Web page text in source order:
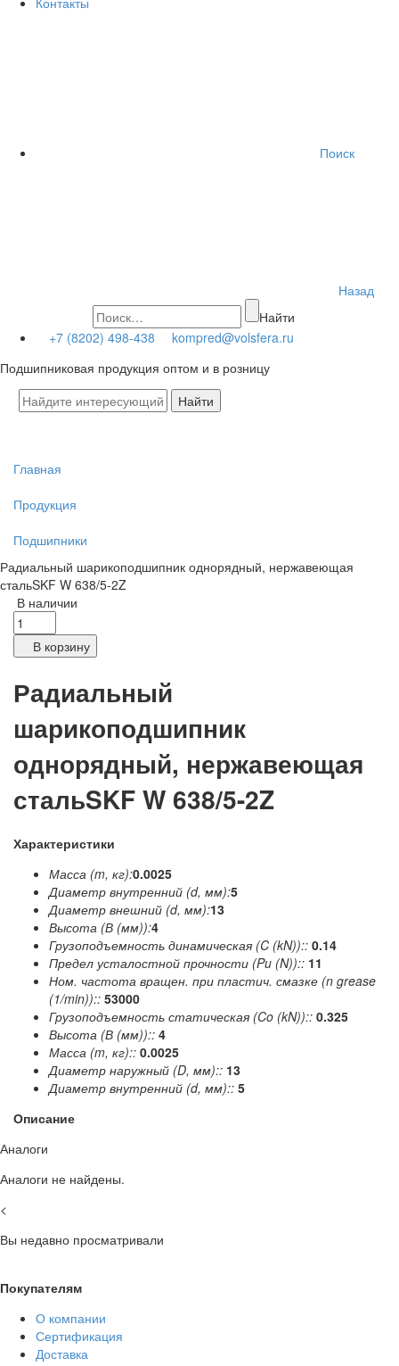
Поиск
Назад
Найти
+7 (8202) 498-438
kompred@volsfera.ru
Подшипниковая продукция оптом и в розницу
Главная
Продукция
Подшипники
Радиальный шарикоподшипник однорядный, нержавеющая
стальSKF W 638/5-2Z
В наличии
В корзину
Радиальный
шарикоподшипник
однорядный, нержавеющая
стальSKF W 638/5-2Z
Характеристики
Масса (m, кг):0.0025
Диаметр внутренний (d, мм):5
Диаметр внешний (d, мм):13
Высота (В (мм)):4
Грузоподъемность динамическая (C (kN)):: 0.14
Предел усталостной прочности (Pu (N)):: 11
Ном. частота вращен. при пластич. смазке (n grease
(1/min)):: 53000
Грузоподъемность статическая (Co (kN)):: 0.325
Высота (В (мм)):: 4
Масса (m, кг):: 0.0025
Диаметр наружный (D, мм):: 13
Диаметр внутренний (d, мм):: 5
Описание
Аналоги
Аналоги не найдены.
<
Вы недавно просматривали
Покупателям
О компании
Сертификация
Доставка